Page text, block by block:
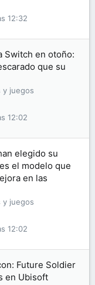
12:32
Switch en otoño:
que su
y juegos
12:02
elegido su
el modelo que
en las
y juegos
12:02
Future Soldier
en Ubisoft